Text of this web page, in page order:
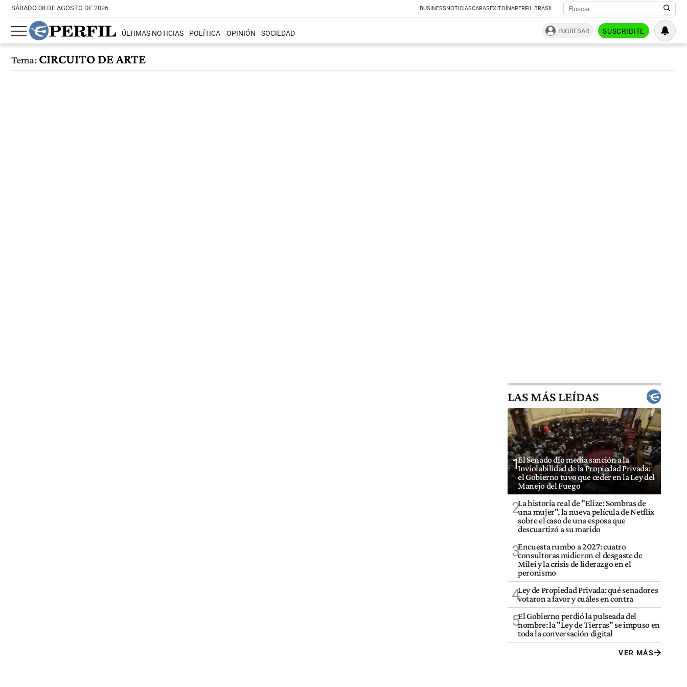
SÁBADO 08 DE AGOSTO DE 2026 BUSINESSNOTICIASCARASEXITOÍNAPERFIL BRASIL
ÚLTIMAS NOTICIAS POLÍTICA OPINIÓN SOCIEDAD INGRESAR SUSCRIBITE
Tema:CIRCUITO DE ARTE
LAS MÁS LEÍDAS
1El Senado dio media sanción a la
Inviolabilidad de la Propiedad Privada:
el Gobierno tuvo que ceder en la Ley del
Manejo del Fuego
2La historia real de "Elize: Sombras de
una mujer", la nueva película de Netflix
sobre el caso de una esposa que
descuartizó a su marido
3Encuesta rumbo a 2027: cuatro
consultoras midieron el desgaste de
Milei y la crisis de liderazgo en el
peronismo
4Ley de Propiedad Privada: qué senadores
votaron a favor y cuáles en contra
5El Gobierno perdió la pulseada del
nombre: la "Ley de Tierras" se impuso en
toda la conversación digital
VER MÁS